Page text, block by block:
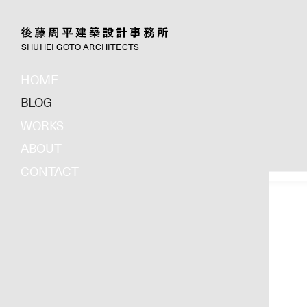
SHUHEI GOTO ARCHITECTS
HOME
BLOG
WORKS
ABOUT
CONTACT